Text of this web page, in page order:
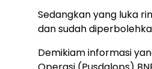
Sedangkan yang luka
dan sudah
Demikiam informasi